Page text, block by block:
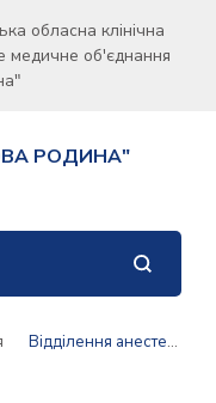
обласна клінічна
медичне об'єднання
РОДИНА"
Відділення анестезіології з ліжками інтенсивної терапії для жінок